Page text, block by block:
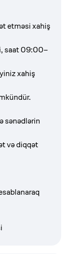
etməsi xahiş
saat 09:00–
xahiş
sənədlərin
və diqqət